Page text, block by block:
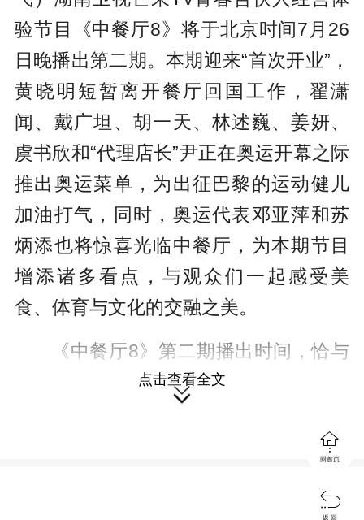
验节目《中餐厅8》将于北京时间7月26
日晚播出第二期。本期迎来“首次开业”，
黄晓明短暂离开餐厅回国工作，翟潇
闻、戴广坦、胡一天、林述巍、姜妍、
虞书欣和“代理店长”尹正在奥运开幕之际
推出奥运菜单，为出征巴黎的运动健儿
加油打气，同时，奥运代表邓亚萍和苏
炳添也将惊喜光临中餐厅，为本期节目
增添诸多看点，与观众们一起感受美
食、体育与文化的交融之美。
《中餐厅8》第二期播出时间，恰与
巴黎奥运会开幕式无缝衔接。为贴合“奥
运菜单。林述巍和戴广坦两位大厨灵感
蛋糕”、像花儿一样由五种不同颜色组成
点击查看全文


回首页

返 回